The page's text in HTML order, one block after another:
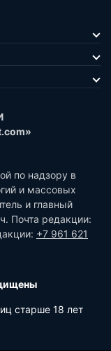
по надзору в
и массовых
и главный
Почта редакции:
+7 961 621
старше 18 лет